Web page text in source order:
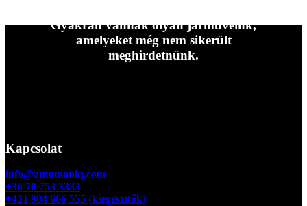
Gyakran vannak olyan járműveink,
amelyeket még nem sikerült
meghirdetnünk.
Kapcsolat
info@automoniq.com
+36 70 753 3333
+421 904 666 555 (kiegészítők)